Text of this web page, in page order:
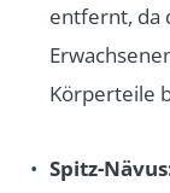
entfernt, da
Körperteile
Spitz-